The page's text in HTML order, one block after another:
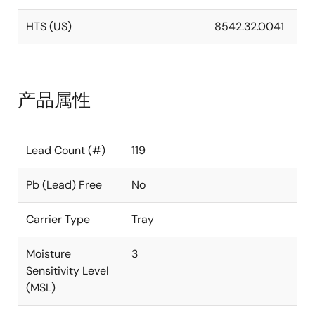
HTS (US) 8542.32.0041
产品属性
Lead Count (#) 119
Pb (Lead) Free No
Carrier Type Tray
Moisture
Sensitivity Level
(MSL)
3